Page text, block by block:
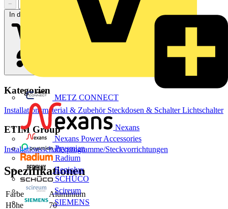
METZ CONNECT
Nexans
Nexans Power Accessories
Prysmian
Radium
Regiolux
SCHÜCO
Scireum
SIEMENS
−
In den Warenkorb
Kategorien
Installationsmaterial & Zubehör Steckdosen & SchalterLichtschalter
ETIM Group
Installationsschalterprogramme/Steckvorrichtungen
Spezifikationen
Farbe
Aluminium
Höhe
70